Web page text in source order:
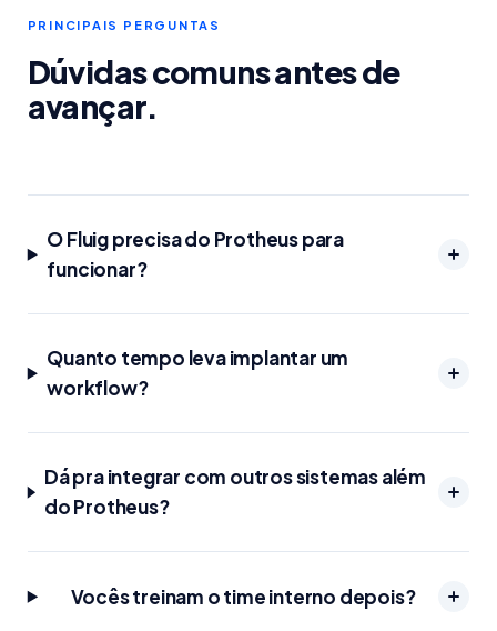
PRINCIPAIS PERGUNTAS
Dúvidas comuns antes de
avançar.
O Fluig precisa do Protheus para
funcionar?
Quanto tempo leva implantar um
workflow?
Dá pra integrar com outros sistemas além
do Protheus?
Vocês treinam o time interno depois?